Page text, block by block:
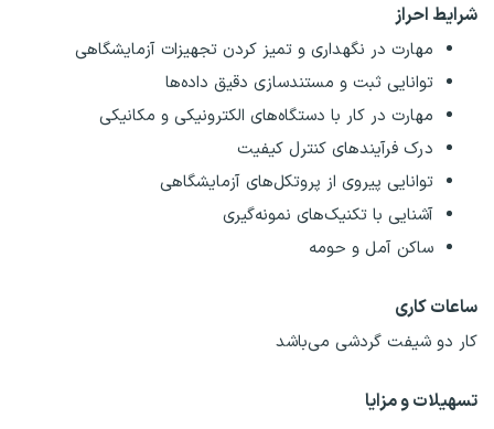
شرایط احراز
مهارت در نگهداری و تمیز کردن تجهیزات آزمایشگاهی
توانایی ثبت و مستندسازی دقیق داده‌ها
مهارت در کار با دستگاه‌های الکترونیکی و مکانیکی
درک فرآیندهای کنترل کیفیت
توانایی پیروی از پروتکل‌های آزمایشگاهی
آشنایی با تکنیک‌های نمونه‌گیری
ساکن آمل و حومه
ساعات کاری
کار دو شیفت گردشی می‌باشد
تسهیلات و مزایا